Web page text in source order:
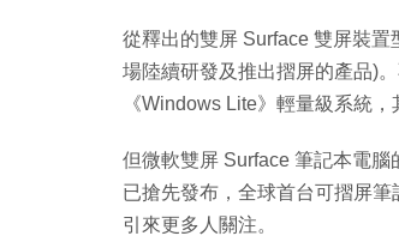
從釋出的雙屏 Surface 雙屏裝
場陸續研發及推出摺屏的產品)
《Windows Lite》輕量級系統
但微軟雙屏 Surface 筆記本電
已搶先發布，全球首台可摺屏
引來更多人關注。